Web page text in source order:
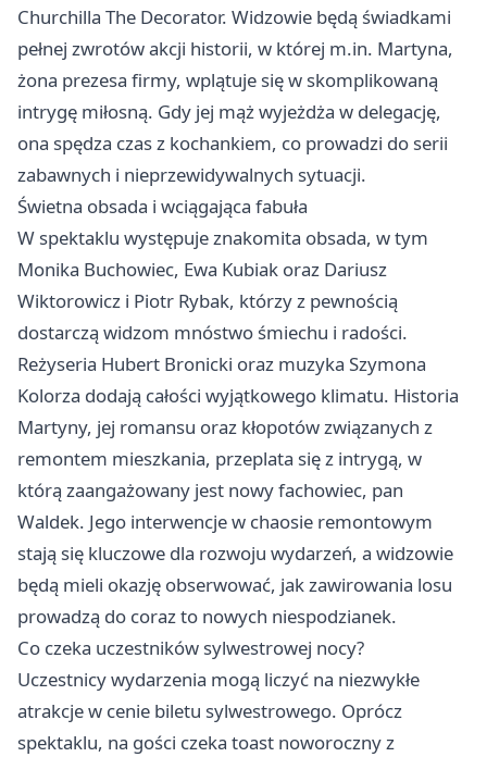
Churchilla The Decorator. Widzowie będą świadkami
pełnej zwrotów akcji historii, w której m.in. Martyna,
żona prezesa firmy, wplątuje się w skomplikowaną
intrygę miłosną. Gdy jej mąż wyjeżdża w delegację,
ona spędza czas z kochankiem, co prowadzi do serii
zabawnych i nieprzewidywalnych sytuacji.
Świetna obsada i wciągająca fabuła
W spektaklu występuje znakomita obsada, w tym
Monika Buchowiec, Ewa Kubiak oraz Dariusz
Wiktorowicz i Piotr Rybak, którzy z pewnością
dostarczą widzom mnóstwo śmiechu i radości.
Reżyseria Hubert Bronicki oraz muzyka Szymona
Kolorza dodają całości wyjątkowego klimatu. Historia
Martyny, jej romansu oraz kłopotów związanych z
remontem mieszkania, przeplata się z intrygą, w
którą zaangażowany jest nowy fachowiec, pan
Waldek. Jego interwencje w chaosie remontowym
stają się kluczowe dla rozwoju wydarzeń, a widzowie
będą mieli okazję obserwować, jak zawirowania losu
prowadzą do coraz to nowych niespodzianek.
Co czeka uczestników sylwestrowej nocy?
Uczestnicy wydarzenia mogą liczyć na niezwykłe
atrakcje w cenie biletu sylwestrowego. Oprócz
spektaklu, na gości czeka toast noworoczny z